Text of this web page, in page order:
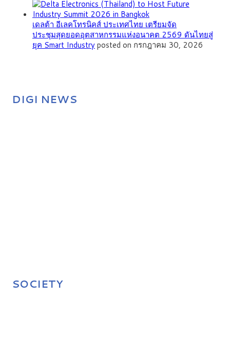
เดลต้า อีเลคโทรนิคส์ ประเทศไทย เตรียมจัด
ประชุมสุดยอดอุตสาหกรรมแห่งอนาคต 2569 ดันไทยสู่
ยุค Smart Industryposted on กรกฎาคม 30, 2026
DIGI NEWS
SOCIETY